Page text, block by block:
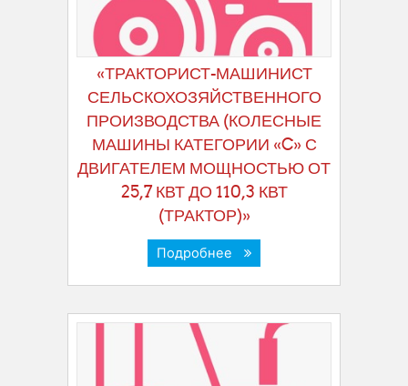
«ТРАКТОРИСТ-МАШИНИСТ
СЕЛЬСКОХОЗЯЙСТВЕННОГО
ПРОИЗВОДСТВА (КОЛЕСНЫЕ
МАШИНЫ КАТЕГОРИИ «C» С
ДВИГАТЕЛЕМ МОЩНОСТЬЮ ОТ
25,7 КВТ ДО 110,3 КВТ
(ТРАКТОР)»
Подробнее